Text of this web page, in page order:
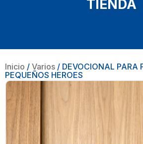
TIENDA
Inicio / Varios / DEVOCIONAL PARA
PEQUEÑOS HEROES